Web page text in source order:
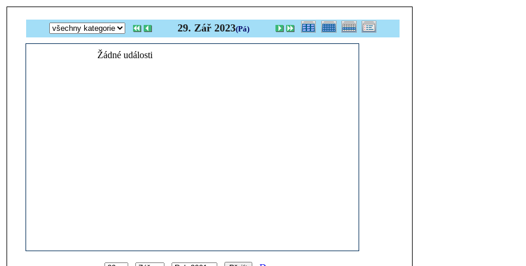
29. Zář 2023(Pá)
Žádné události